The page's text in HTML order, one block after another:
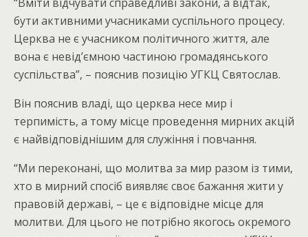
бути активними учасниками суспільного процесу.
Церква не є учасником політичного життя, але
вона є невід’ємною частиною громадянського
суспільства”, – пояснив позицію УГКЦ Святослав.
Він пояснив владі, що церква несе мир і
терпимість, а тому місце проведення мирних акцій
є найвідповіднішим для служіння і повчання.
“Ми переконані, що молитва за мир разом із тими,
хто в мирний спосіб виявляє своє бажання жити у
правовій державі, – це є відповідне місце для
молитви. Для цього не потрібно якогось окремого